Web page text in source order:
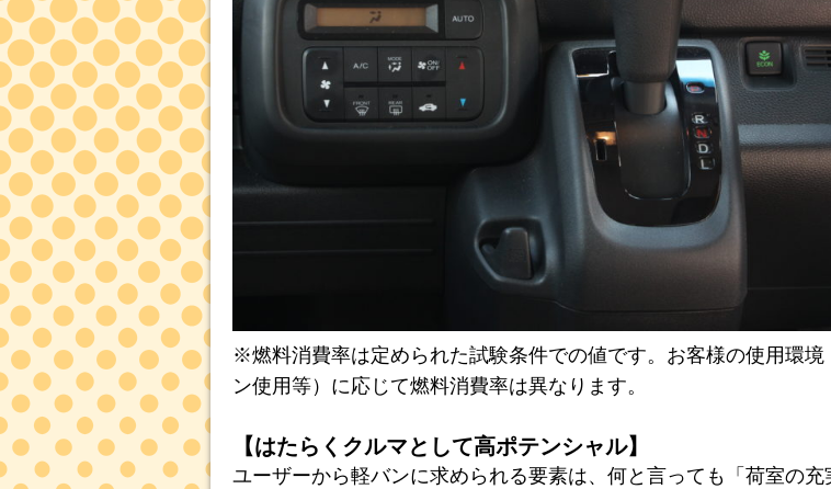
※燃料消費率は定められた試験条件での値です。お客様の使用環
ン使用等）に応じて燃料消費率は異なります。
【はたらくクルマとして高ポテンシャル】
ユーザーから軽バンに求められる要素は、何と言っても「荷室の